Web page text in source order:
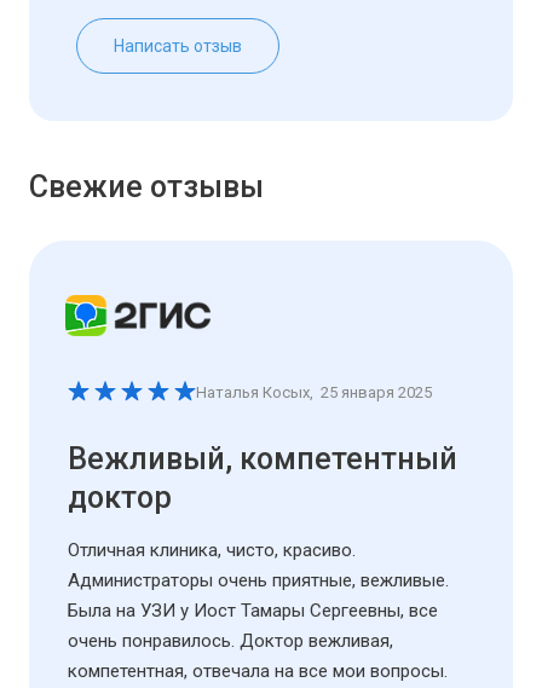
Написать отзыв
Свежие отзывы
Наталья Косых, 25 января 2025
Вежливый, компетентный
доктор
Отличная клиника, чисто, красиво.
Администраторы очень приятные, вежливые.
Была на УЗИ у Иост Тамары Сергеевны, все
очень понравилось. Доктор вежливая,
компетентная, отвечала на все мои вопросы.